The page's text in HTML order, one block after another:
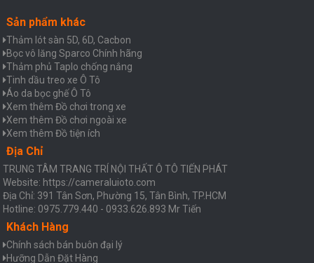
Sản phẩm khác
Thảm lót sàn 5D, 6D, Cacbon
Bọc vô lăng Sparco Chính hãng
Thảm phủ Taplo chống nắng
Tinh dầu treo xe Ô Tô
Áo da bọc ghế Ô Tô
Xem thêm Đồ chơi trong xe
Xem thêm Đồ chơi ngoài xe
Xem thêm Đồ tiện ích
Địa Chỉ
TRUNG TÂM TRANG TRÍ NỘI THẤT Ô TÔ TIẾN PHÁT
Website: https://cameraluioto.com
Địa Chỉ: 391 Tân Sơn, Phường 15, Tân Bình, TP.HCM
Hotline: 0975.779.440 - 0933.626.893 Mr Tiến
Khách Hàng
Chính sách bán buôn đại lý
Hưỡng Dẫn Đặt Hàng